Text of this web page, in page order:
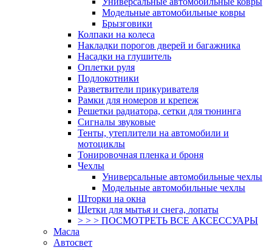
Модельные автомобильные ковры
Брызговики
Колпаки на колеса
Накладки порогов дверей и багажника
Насадки на глушитель
Оплетки руля
Подлокотники
Разветвители прикуривателя
Рамки для номеров и крепеж
Решетки радиатора, сетки для тюнинга
Сигналы звуковые
Тенты, утеплители на автомобили и
мотоциклы
Тонировочная пленка и броня
Чехлы
Универсальные автомобильные чехлы
Модельные автомобильные чехлы
Шторки на окна
Щетки для мытья и снега, лопаты
> > > ПОСМОТРЕТЬ ВСЕ АКСЕССУАРЫ
Масла
Автосвет